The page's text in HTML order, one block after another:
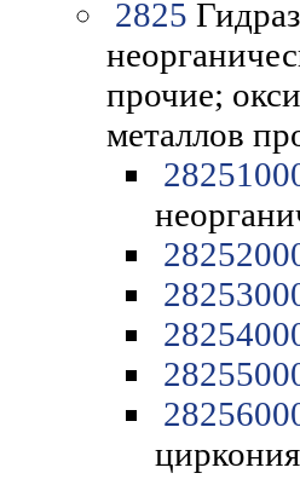
2825
прочие;
металлов
циркония